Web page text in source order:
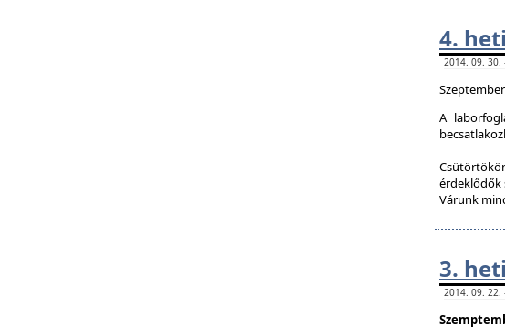
4.
2014. 09.
A
érdeklődők
Várunk
3.
2014. 09.